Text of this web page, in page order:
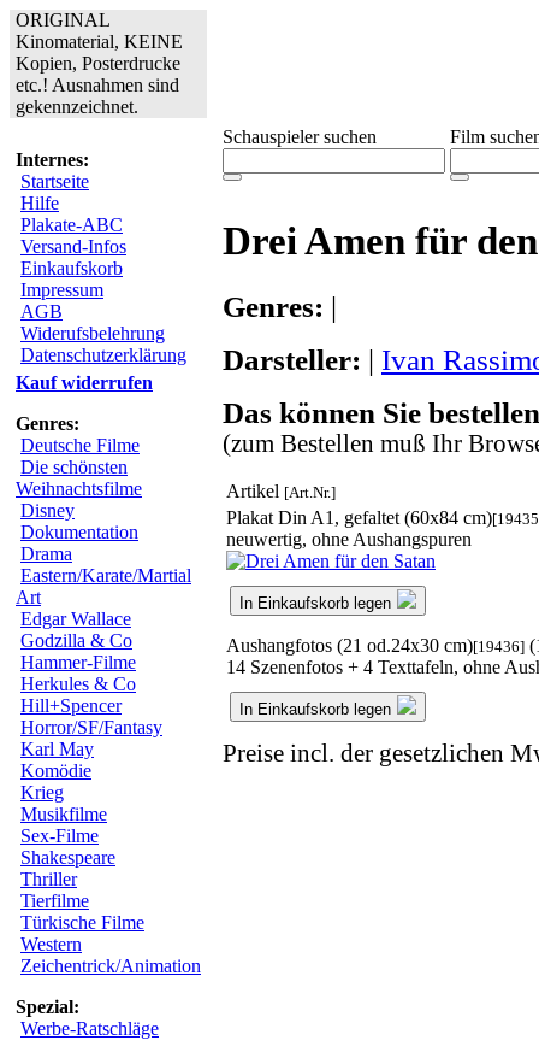
ORIGINAL
Kinomaterial, KEINE
Kopien, Posterdrucke
etc.! Ausnahmen sind
gekennzeichnet.
Internes:
Startseite
Hilfe
Plakate-ABC
Versand-Infos
Einkaufskorb
Impressum
AGB
Widerufsbelehrung
Datenschutzerklärung
Kauf widerrufen
Genres:
Deutsche Filme
Die schönsten
Weihnachtsfilme
Disney
Dokumentation
Drama
Eastern/Karate/Martial
Art
Edgar Wallace
Godzilla & Co
Hammer-Filme
Herkules & Co
Hill+Spencer
Horror/SF/Fantasy
Karl May
Komödie
Krieg
Musikfilme
Sex-Filme
Shakespeare
Thriller
Tierfilme
Türkische Filme
Western
Zeichentrick/Animation
Spezial:
Werbe-Ratschläge
Schauspieler suchen Film
Drei Amen für
Genres: |
Darsteller: | Ivan
Das können Sie
(zum Bestellen muß Ihr
Artikel [Art.Nr.]
Plakat Din A1, gefaltet (60x84 cm)
neuwertig, ohne Aushangspuren
In Einkaufskorb legen
Aushangfotos (21 od.24x30 cm)[19436]
14 Szenenfotos + 4 Texttafeln, ohne
In Einkaufskorb legen
Preise incl. der gesetzlichen